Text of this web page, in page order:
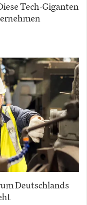
Tech-Giganten
Deutschlands